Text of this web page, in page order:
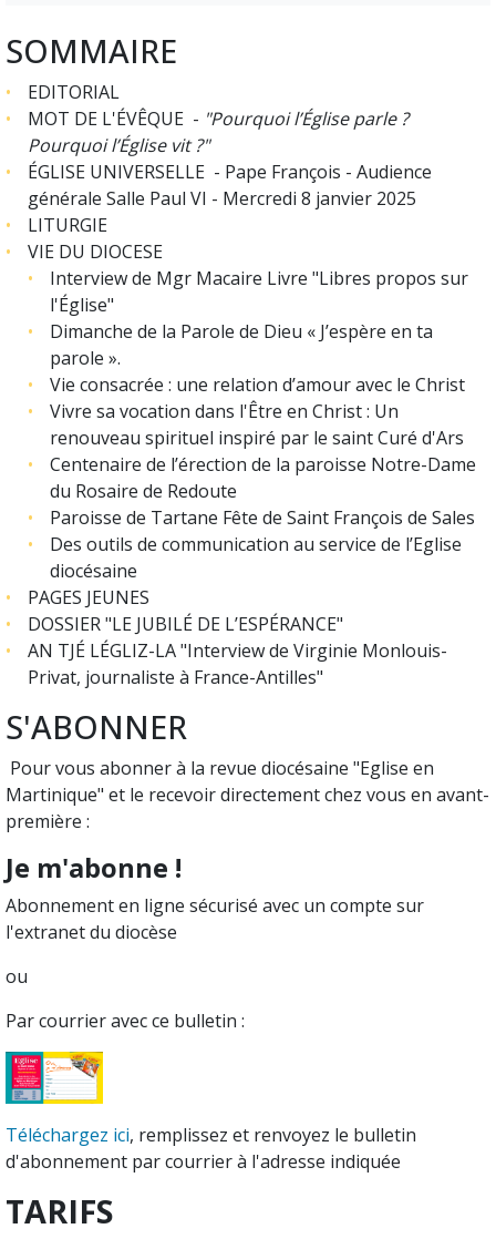
SOMMAIRE
EDITORIAL
MOT DE L'ÉVÊQUE - "Pourquoi l’Église parle ?
Pourquoi l’Église vit ?"
ÉGLISE UNIVERSELLE - Pape François - Audience
générale Salle Paul VI - Mercredi 8 janvier 2025
LITURGIE
VIE DU DIOCESE
Interview de Mgr Macaire Livre "Libres propos sur
l'Église"
Dimanche de la Parole de Dieu « J’espère en ta
parole ».
Vie consacrée : une relation d’amour avec le Christ
Vivre sa vocation dans l'Être en Christ : Un
renouveau spirituel inspiré par le saint Curé d'Ars
Centenaire de l’érection de la paroisse Notre-Dame
du Rosaire de Redoute
Paroisse de Tartane Fête de Saint François de Sales
Des outils de communication au service de l’Eglise
diocésaine
PAGES JEUNES
DOSSIER "LE JUBILÉ DE L’ESPÉRANCE"
AN TJÉ LÉGLIZ-LA"Interview de Virginie Monlouis-
Privat, journaliste à France-Antilles"
S'ABONNER
Pour vous abonner à la revue diocésaine "Eglise en
Martinique" et le recevoir directement chez vous en avant-
première :
Je m'abonne !
Abonnement en ligne sécurisé avec un compte sur
l'extranet du diocèse
ou
Par courrier avec ce bulletin :
Téléchargez ici, remplissez et renvoyez le bulletin
d'abonnement par courrier à l'adresse indiquée
TARIFS